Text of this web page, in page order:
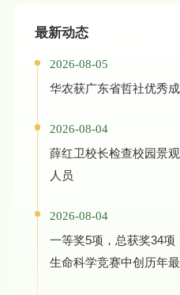
最新动态
2026-08-05
2026-08-04
薛红卫校长检查校园景
人员
2026-08-04
一等奖5项，总获奖34
生命科学竞赛中创历年